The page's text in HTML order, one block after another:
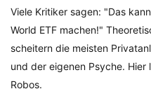
Viele Kritiker sagen: "Das
World ETF machen!"
scheitern die meisten
und der eigenen Psyche.
Robos.